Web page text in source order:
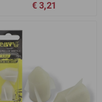
€ 3,21